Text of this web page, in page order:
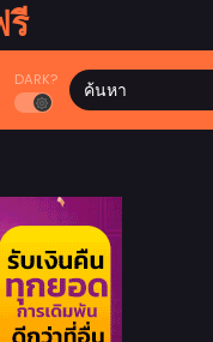
DARK?